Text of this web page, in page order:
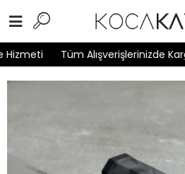
Tüm Alışverişlerinizde